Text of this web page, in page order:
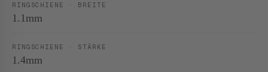
RINGSCHIENE · BREITE
1.1mm
RINGSCHIENE · STÄRKE
1.4mm